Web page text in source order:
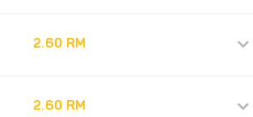
2.60 RM
2.60 RM